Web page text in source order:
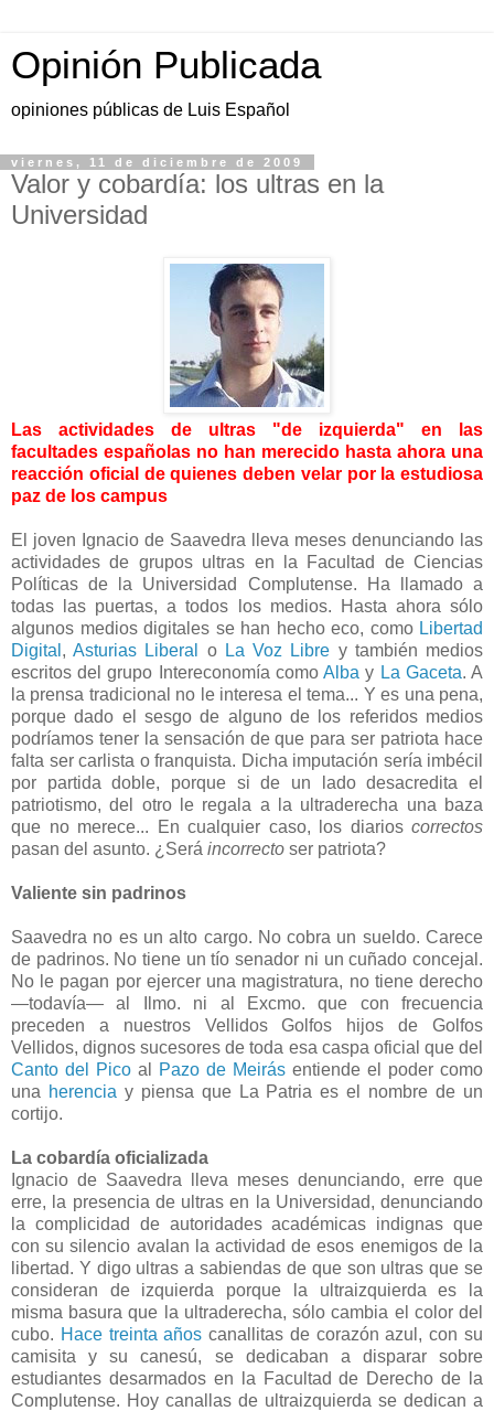
Opinión Publicada
opiniones públicas de Luis Español
viernes, 11 de diciembre de 2009
Valor y cobardía: los ultras en la
Universidad
Las actividades de ultras "de izquierda" en las
facultades españolas no han merecido hasta ahora una
reacción oficial de quienes deben velar por la estudiosa
paz de los campus
El joven Ignacio de Saavedra lleva meses denunciando las
actividades de grupos ultras en la Facultad de Ciencias
Políticas de la Universidad Complutense. Ha llamado a
todas las puertas, a todos los medios. Hasta ahora sólo
algunos medios digitales se han hecho eco, como Libertad
Digital ,Asturias Liberal o La Voz Libre y también medios
escritos del grupo Intereconomía comoAlba y La Gaceta. A
la prensa tradicional no le interesa el tema... Y es una pena,
porque dado el sesgo de alguno de los referidos medios
podríamos tener la sensación de que para ser patriota hace
falta ser carlista o franquista. Dicha imputación sería imbécil
por partida doble, porque si de un lado desacredita el
patriotismo, del otro le regala a la ultraderecha una baza
que no merece... En cualquier caso, los diarios correctos
pasan del asunto. ¿Será incorrecto ser patriota?
Valiente sin padrinos
Saavedra no es un alto cargo. No cobra un sueldo. Carece
de padrinos. No tiene un tío senador ni un cuñado concejal.
No le pagan por ejercer una magistratura, no tiene derecho
—todavía— al Ilmo. ni al Excmo. que con frecuencia
preceden a nuestros Vellidos Golfos hijos de Golfos
Vellidos, dignos sucesores de toda esa caspa oficial que del
Canto del Pico al Pazo de Meirás entiende el poder como
una herencia y piensa que La Patria es el nombre de un
cortijo.
La cobardía oficializada
Ignacio de Saavedra lleva meses denunciando, erre que
erre, la presencia de ultras en la Universidad, denunciando
la complicidad de autoridades académicas indignas que
con su silencio avalan la actividad de esos enemigos de la
libertad. Y digo ultras a sabiendas de que son ultras que se
consideran de izquierda porque la ultraizquierda es la
misma basura que la ultraderecha, sólo cambia el color del
cubo. Hace treinta años canallitas de corazón azul, con su
camisita y su canesú, se dedicaban a disparar sobre
estudiantes desarmados en la Facultad de Derecho de la
Complutense. Hoy canallas de ultraizquierda se dedican a